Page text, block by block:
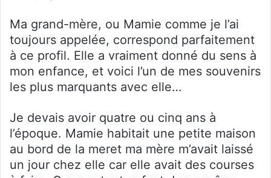
Ma grand-mère, ou Mamie comme je l’ai
toujours appelée, correspond parfaitement
à ce profil. Elle a vraiment donné du sens à
mon enfance, et voici l’un de mes souvenirs
les plus marquants avec elle…
Je devais avoir quatre ou cinq ans à
l’époque. Mamie habitait une petite maison
au bord de la meret ma mère m’avait laissé
un jour chez elle car elle avait des courses